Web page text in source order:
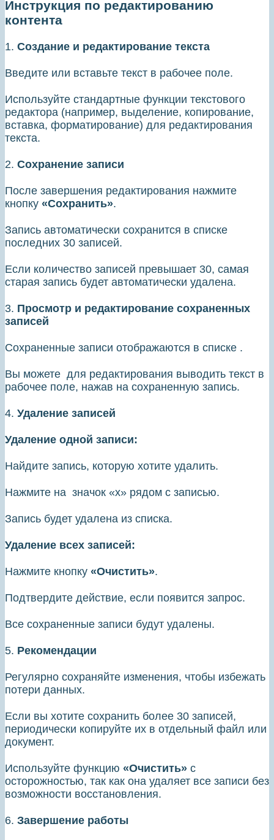
Инструкция по редактированию
контента
1. Создание и редактирование текста
Введите или вставьте текст в рабочее поле.
Используйте стандартные функции текстового
редактора (например, выделение, копирование,
вставка, форматирование) для редактирования
текста.
2. Сохранение записи
После завершения редактирования нажмите
кнопку «Сохранить».
Запись автоматически сохранится в списке
последних 30 записей.
Если количество записей превышает 30, самая
старая запись будет автоматически удалена.
3. Просмотр и редактирование сохраненных
записей
Сохраненные записи отображаются в списке .
Вы можете для редактирования выводить текст в
рабочее поле, нажав на сохраненную запись.
4. Удаление записей
Удаление одной записи:
Найдите запись, которую хотите удалить.
Нажмите на значок «х» рядом с записью.
Запись будет удалена из списка.
Удаление всех записей:
Нажмите кнопку «Очистить».
Подтвердите действие, если появится запрос.
Все сохраненные записи будут удалены.
5. Рекомендации
Регулярно сохраняйте изменения, чтобы избежать
потери данных.
Если вы хотите сохранить более 30 записей,
периодически копируйте их в отдельный файл или
документ.
Используйте функцию «Очистить» с
осторожностью, так как она удаляет все записи без
возможности восстановления.
6. Завершение работы